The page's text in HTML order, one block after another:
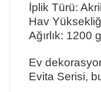
İplik Türü:
Hav
Ağırlık: 1200
Ev
Evita Serisi,